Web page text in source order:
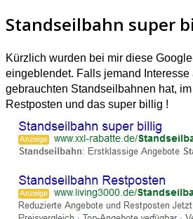
Standseilbahn super
Kürzlich wurden bei mir diese
eingeblendet. Falls jemand Interesse
gebrauchten Standseilbahnen hat,
Restposten und das super billig !